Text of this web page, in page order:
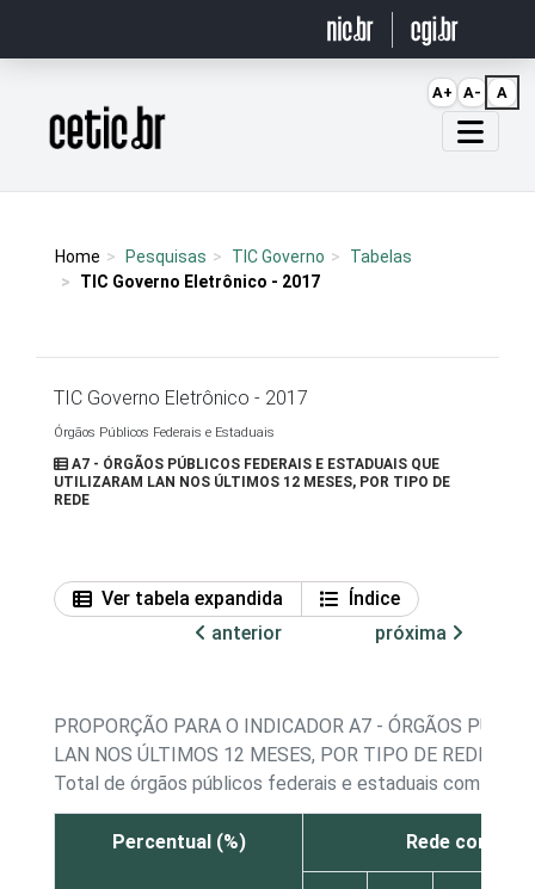
Página inicial
Home Pesquisas TIC Governo
Tabelas
TIC Governo Eletrônico - 2017
TIC Governo Eletrônico - 2017
Órgãos Públicos Federais e Estaduais
A7 - ÓRGÃOS PÚBLICOS FEDERAIS E ESTADUAIS QUE
UTILIZARAM LAN NOS ÚLTIMOS 12 MESES, POR TIPO DE
REDE
Ver tabela expandida
Índice
anterior
próxima
PROPORÇÃO PARA O INDICADOR A7 - ÓRGÃOS
LAN NOS ÚLTIMOS 12 MESES, POR TIPO DE REDE
Total de órgãos públicos federais e estaduais com
Percentual (%) Rede com fio
A+ A- A